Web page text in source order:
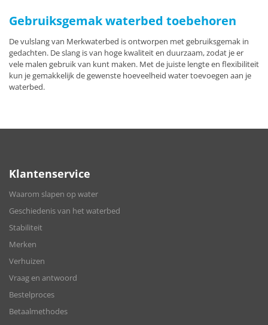
Gebruiksgemak waterbed toebehoren
De vulslang van Merkwaterbed is ontworpen met gebruiksgemak in
gedachten. De slang is van hoge kwaliteit en duurzaam, zodat je er
vele malen gebruik van kunt maken. Met de juiste lengte en flexibiliteit
kun je gemakkelijk de gewenste hoeveelheid water toevoegen aan je
waterbed.
Klantenservice
Waarom slapen op water
Geschiedenis van het waterbed
Stabiliteit
Merken
Verhuizen
Vraag en antwoord
Bestelproces
Betaalmethodes